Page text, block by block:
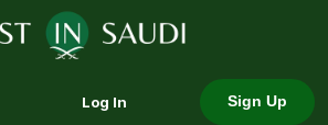
Log In Sign Up